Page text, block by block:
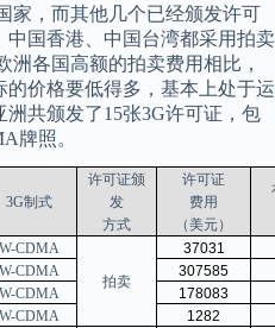
家，而其他几个已经颁发许可
国香港、中国台湾都采用拍卖
洲各国高额的拍卖费用相比，
价格要低得多，基本上处于运
共颁发了15张3G许可证，包
牌照。
3G制式
许可证颁
发
方式
许可证
费用
（美元）
W-CDMA
拍卖
37031
W-CDMA
307585
W-CDMA
178083
W-CDMA 1282